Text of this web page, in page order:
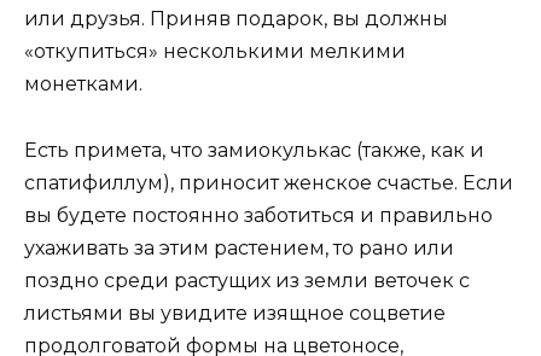
или друзья. Приняв подарок, вы должны
«откупиться» несколькими мелкими
монетками.
Есть примета, что замиокулькас (также, как и
спатифиллум), приносит женское счастье. Если
вы будете постоянно заботиться и правильно
ухаживать за этим растением, то рано или
поздно среди растущих из земли веточек с
листьями вы увидите изящное соцветие
продолговатой формы на цветоносе,